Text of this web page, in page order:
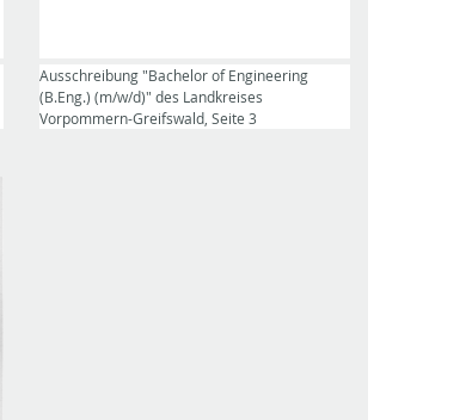
Ausschreibung "Bachelor of Engineering
(B.Eng.) (m/w/d)" des Landkreises
Vorpommern-Greifswald, Seite 3